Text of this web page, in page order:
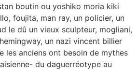
boutin ou yoshiko moria kiki
foujita, man ray, un policier, un
le dû un vieux sculpteur, mogliani,
un nazi vincent billier
les anciens ont besoin de mythes
du daguerréotype au